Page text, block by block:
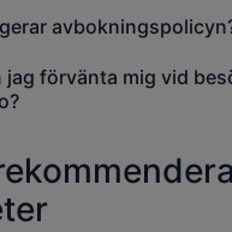
jag förvänta mig vid